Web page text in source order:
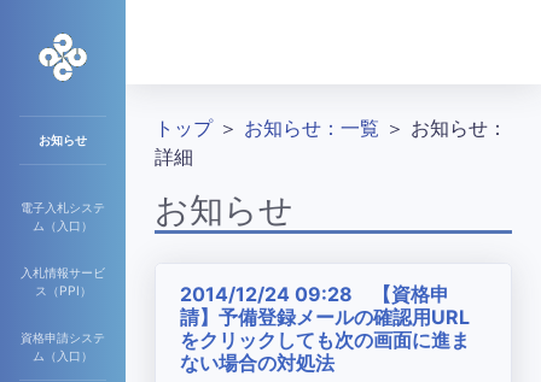
お知らせ
電子入札システ
ム（入口）
入札情報サービ
ス（PPI）
資格申請システ
ム（入口）
トップ＞ お知らせ：一覧 ＞ お知らせ：
詳細
お知らせ
2014/12/24 09:28 【資格申
請】予備登録メールの確認用URL
をクリックしても次の画面に進ま
ない場合の対処法